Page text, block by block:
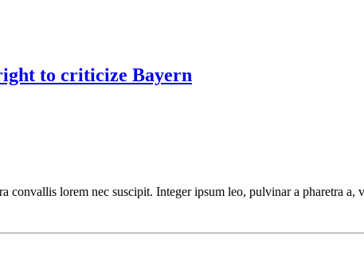
to criticize Bayern
convallis lorem nec suscipit. Integer ipsum leo, pulvinar a pharetra a,